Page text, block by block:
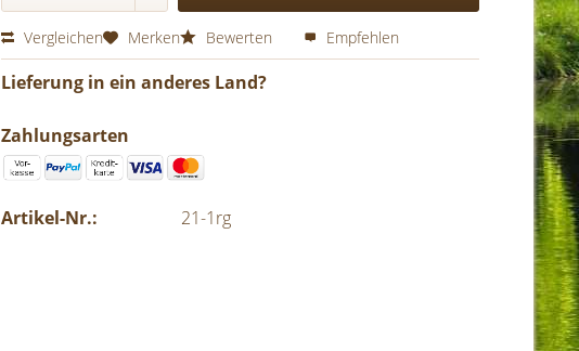
Vergleichen Merken Bewerten Empfehlen
Lieferung in ein anderes Land?
Zahlungsarten
Artikel-Nr.: 21-1rg